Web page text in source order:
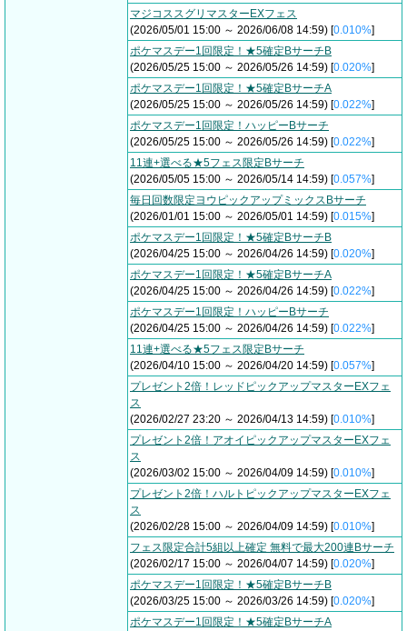
マジコススグリマスターEXフェス
(2026/05/01 15:00 ～ 2026/06/08 14:59) [0.010%]
ポケマスデー1回限定！★5確定BサーチB
(2026/05/25 15:00 ～ 2026/05/26 14:59) [0.020%]
ポケマスデー1回限定！★5確定BサーチA
(2026/05/25 15:00 ～ 2026/05/26 14:59) [0.022%]
ポケマスデー1回限定！ハッピーBサーチ
(2026/05/25 15:00 ～ 2026/05/26 14:59) [0.022%]
11連+選べる★5フェス限定Bサーチ
(2026/05/05 15:00 ～ 2026/05/14 14:59) [0.057%]
毎日回数限定ヨウピックアップミックスBサーチ
(2026/01/01 15:00 ～ 2026/05/01 14:59) [0.015%]
ポケマスデー1回限定！★5確定BサーチB
(2026/04/25 15:00 ～ 2026/04/26 14:59) [0.020%]
ポケマスデー1回限定！★5確定BサーチA
(2026/04/25 15:00 ～ 2026/04/26 14:59) [0.022%]
ポケマスデー1回限定！ハッピーBサーチ
(2026/04/25 15:00 ～ 2026/04/26 14:59) [0.022%]
11連+選べる★5フェス限定Bサーチ
(2026/04/10 15:00 ～ 2026/04/20 14:59) [0.057%]
プレゼント2倍！レッドピックアップマスターEXフェ
ス
(2026/02/27 23:20 ～ 2026/04/13 14:59) [0.010%]
プレゼント2倍！アオイピックアップマスターEXフェ
ス
(2026/03/02 15:00 ～ 2026/04/09 14:59) [0.010%]
プレゼント2倍！ハルトピックアップマスターEXフェ
ス
(2026/02/28 15:00 ～ 2026/04/09 14:59) [0.010%]
フェス限定合計5組以上確定 無料で最大200連Bサーチ
(2026/02/17 15:00 ～ 2026/04/07 14:59) [0.020%]
ポケマスデー1回限定！★5確定BサーチB
(2026/03/25 15:00 ～ 2026/03/26 14:59) [0.020%]
ポケマスデー1回限定！★5確定BサーチA